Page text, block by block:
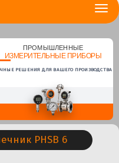
ПРОМЫШЛЕННЫЕ
ИЗМЕРИТЕЛЬНЫЕ ПРИБОРЫ
РЕШЕНИЯ ДЛЯ ВАШЕГО ПРОИЗВОДСТВА
PHSB 6